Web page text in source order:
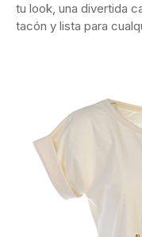
tu look, una divertida
tacón y lista para